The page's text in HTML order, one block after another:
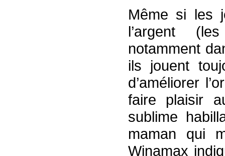
Même si les
l’argent
notamment
ils jouent
d’améliorer
faire plaisir
sublime
maman qui
Winamax